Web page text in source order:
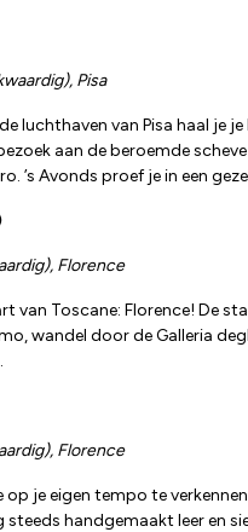
Pisa
luchthaven van Pisa haal je
aan de beroemde
’s Avonds proef je in een
Florence
van Toscane: Florence! De
wandel door de Galleria
Florence
je eigen tempo te
handgemaakt leer en